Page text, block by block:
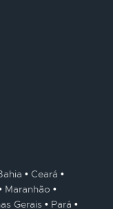
Ceará
Maranhão
Gerais Pará